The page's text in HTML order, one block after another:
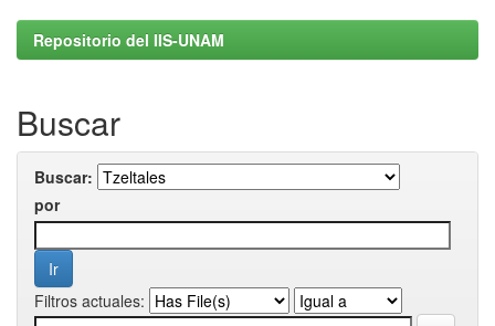
Repositorio del IIS-UNAM
Buscar
Buscar:
por
Filtros actuales: